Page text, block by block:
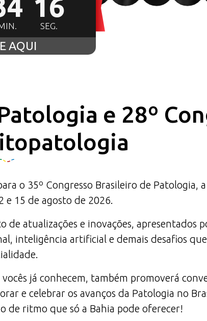
15
SEG.
AQUI
e 28º
o 35º Congresso Brasileiro de Patologia,
e 15 de agosto de 2026.
atualizações e inovações, apresentados
inteligência artificial e demais desafios
já conhecem, também promoverá
e celebrar os avanços da Patologia no
de ritmo que só a Bahia pode oferecer!